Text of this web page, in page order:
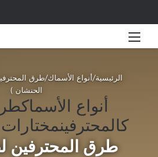
الرئيسية/أنواع الأسماك/طرق
الحنشان )
أنواع الأسماك
كالمحترفين
طرق المحترفين